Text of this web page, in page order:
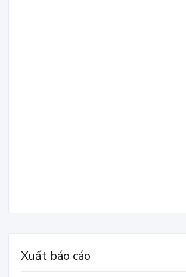
Xuất báo cáo